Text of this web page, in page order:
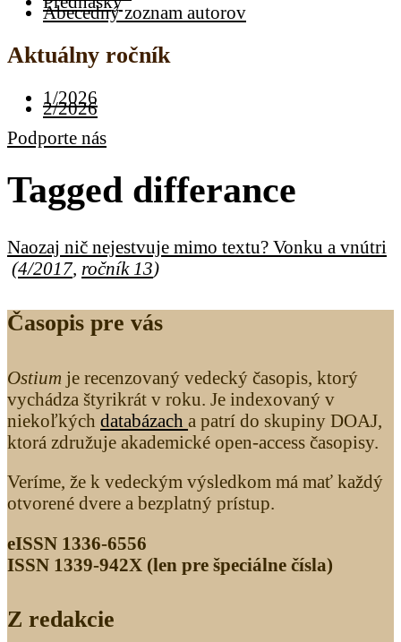
Abecedný zoznam autorov
Aktuálny ročník
1/2026
2/2026
Podporte nás
Tagged differance
Naozaj nič nejestvuje mimo textu? Vonku a vnútri
(4/2017, ročník 13)
Časopis pre vás
Ostium je recenzovaný vedecký časopis, ktorý
vychádza štyrikrát v roku. Je indexovaný v
niekoľkých databázach a patrí do skupiny DOAJ,
ktorá združuje akademické open-access časopisy.
Veríme, že k vedeckým výsledkom má mať každý
otvorené dvere a bezplatný prístup.
eISSN 1336-6556
ISSN 1339­-942X (len pre špeciálne čísla)
Z redakcie